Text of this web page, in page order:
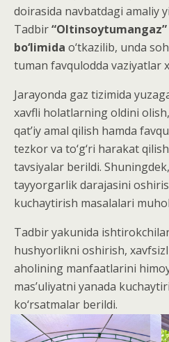
doirasida navbatdagi amaliy
Tadbir
bo‘limida o‘tkazilib, unda
tuman favqulodda vaziyatlar
Jarayonda gaz tizimida
xavfli holatlarning oldini
qat’iy amal qilish hamda
tezkor va to‘g‘ri harakat
tavsiyalar berildi.
tayyorgarlik darajasini
kuchaytirish masalalari
Tadbir yakunida
hushyorlikni oshirish,
aholining manfaatlarini
mas’uliyatni yanada
ko‘rsatmalar berildi.